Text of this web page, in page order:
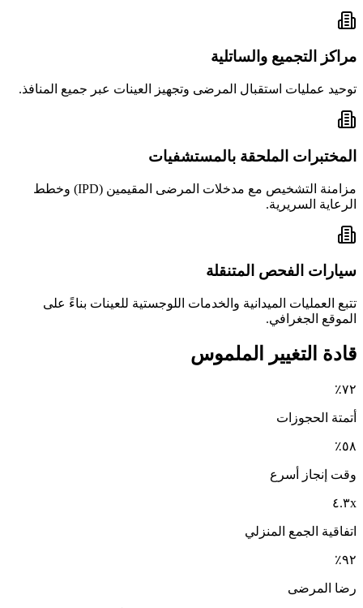
مراكز التجميع والساتلية
توحيد عمليات استقبال المرضى وتجهيز العينات عبر جميع المنافذ.
المختبرات الملحقة بالمستشفيات
مزامنة التشخيص مع مدخلات المرضى المقيمين (IPD) وخطط
الرعاية السريرية.
سيارات الفحص المتنقلة
تتبع العمليات الميدانية والخدمات اللوجستية للعينات بناءً على
الموقع الجغرافي.
قادة التغيير الملموس
٧٢٪
أتمتة الحجوزات
٥٨٪
وقت إنجاز أسرع
٤.٣x
اتفاقية الجمع المنزلي
٩٢٪
رضا المرضى